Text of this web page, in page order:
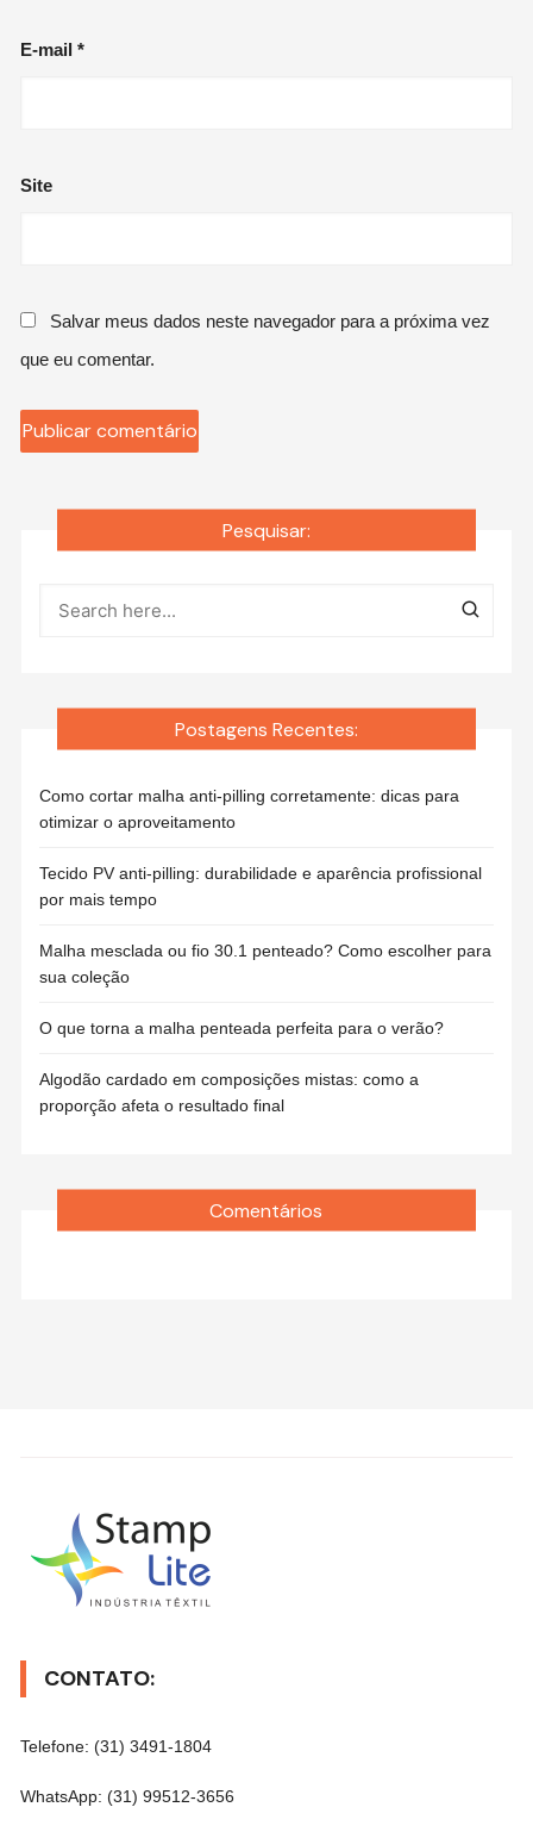
E-mail*
Site
Salvar meus dados neste navegador para a próxima vez
que eu comentar.
Pesquisar:
Postagens Recentes:
Como cortar malha anti-pilling corretamente: dicas para
otimizar o aproveitamento
Tecido PV anti-pilling: durabilidade e aparência profissional
por mais tempo
Malha mesclada ou fio 30.1 penteado? Como escolher para
sua coleção
O que torna a malha penteada perfeita para o verão?
Algodão cardado em composições mistas: como a
proporção afeta o resultado final
Comentários
CONTATO:
Telefone: (31) 3491-1804
WhatsApp: (31) 99512-3656